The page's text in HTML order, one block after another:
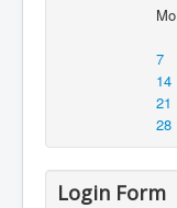
Mo
7
14
21
28
Login Form